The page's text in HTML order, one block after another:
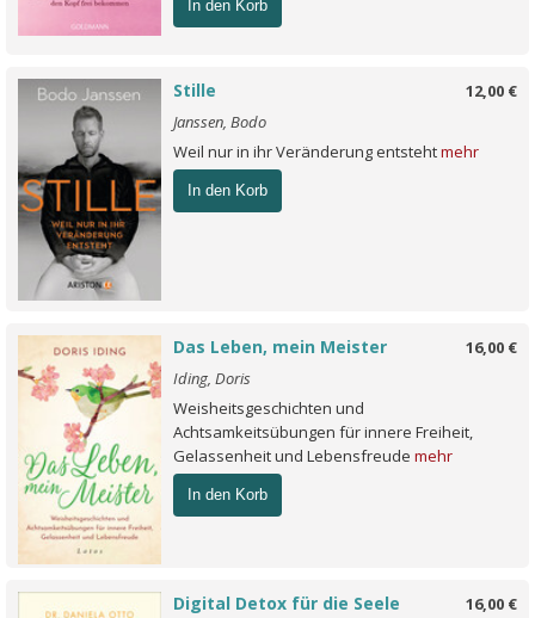
In den Korb
12,00 €
Stille
Janssen, Bodo
Weil nur in ihr Veränderung entstehtmehr
In den Korb
16,00 €
Das Leben, mein Meister
Iding, Doris
Weisheitsgeschichten und
Achtsamkeitsübungen für innere Freiheit,
Gelassenheit und Lebensfreude mehr
In den Korb
16,00 €
Digital Detox für die Seele